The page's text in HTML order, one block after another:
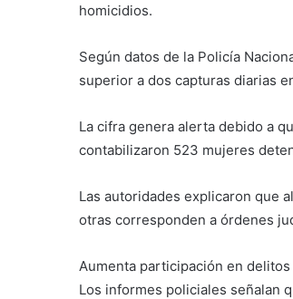
homicidios.
Según datos de la Policía
superior a dos capturas diarias
La cifra genera alerta debido a
contabilizaron 523 mujeres
Las autoridades explicaron que
otras corresponden a órdenes
Aumenta participación en delitos
Los informes policiales señalan